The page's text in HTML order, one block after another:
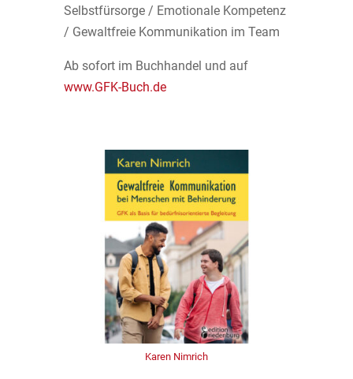
Selbstfürsorge / Emotionale Kompetenz
/ Gewaltfreie Kommunikation im Team
Ab sofort im Buchhandel und auf
www.GFK-Buch.de
Karen Nimrich